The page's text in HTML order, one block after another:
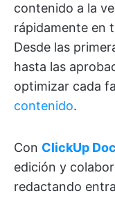
contenido a la
rápidamente en
Desde las
hasta las
optimizar cada
contenido.
Con ClickUp
edición y
redactando